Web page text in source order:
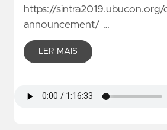
https://sintra2019.ubucon.org/
announcement/ …
LER MAIS